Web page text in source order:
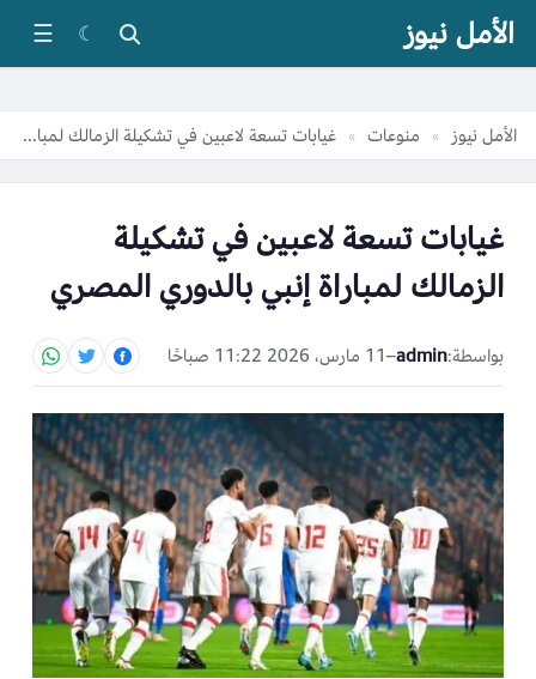
الأمل نيوز ☾
☰
الأمل نيوز » منوعات » غيابات تسعة لاعبين في تشكيلة الزمالك لمباراة إنبي بالدوري المصري
غيابات تسعة لاعبين في تشكيلة
الزمالك لمباراة إنبي بالدوري المصري
بواسطة:admin
–11 مارس، 2026 11:22 صباحًا